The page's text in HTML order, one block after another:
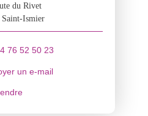
du Rivet
Saint-Ismier
76 52 50 23
un e-mail